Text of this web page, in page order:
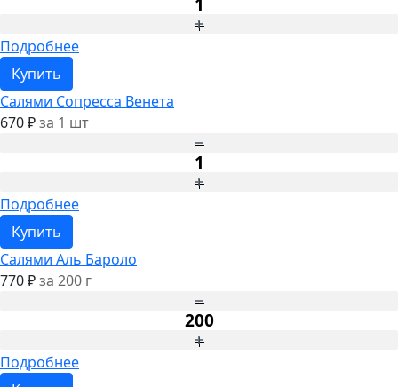
Подробнее
Купить
Салями Сопресса Венета
670 ₽за 1 шт
Подробнее
Купить
Салями Аль Бароло
770 ₽за 200 г
Подробнее